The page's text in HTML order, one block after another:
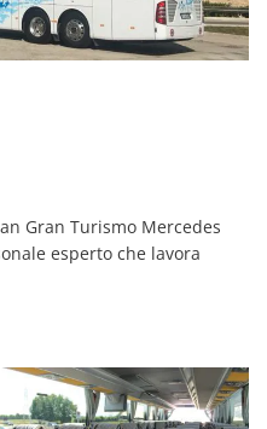
Gran Turismo Mercedes
esperto che lavora